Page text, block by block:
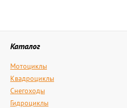
Каталог
Мотоциклы
Квадроциклы
Снегоходы
Гидроциклы